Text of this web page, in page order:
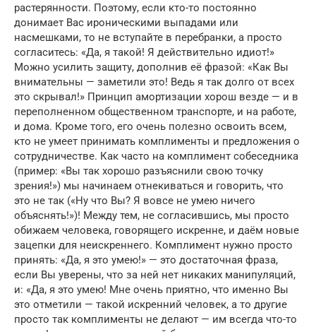
растерянности. Поэтому, если кто-то постоянно
донимает Вас ироническими выпадами или
насмешками, то не вступайте в перебранки, а просто
согласитесь: «Да, я такой! Я действительно идиот!»
Можно усилить защиту, дополнив её фразой: «Как Вы
внимательны — заметили это! Ведь я так долго от всех
это скрывал!» Принцип амортизации хорош везде — и в
переполненном общественном транспорте, и на работе,
и дома. Кроме того, его очень полезно освоить всем,
кто не умеет принимать комплименты и предложения о
сотрудничестве. Как часто на комплимент собеседника
(пример: «Вы так хорошо разъяснили свою точку
зрения!») мы начинаем отнекиваться и говорить, что
это не так («Ну что Вы? Я вовсе не умею ничего
объяснять!»)! Между тем, не согласившись, мы просто
обижаем человека, говорящего искренне, и даём новые
зацепки для неискреннего. Комплимент нужно просто
принять: «Да, я это умею!» — это достаточная фраза,
если Вы уверены, что за ней нет никаких манипуляций,
и: «Да, я это умею! Мне очень приятно, что именно Вы
это отметили — такой искренний человек, а то другие
просто так комплименты не делают — им всегда что-то